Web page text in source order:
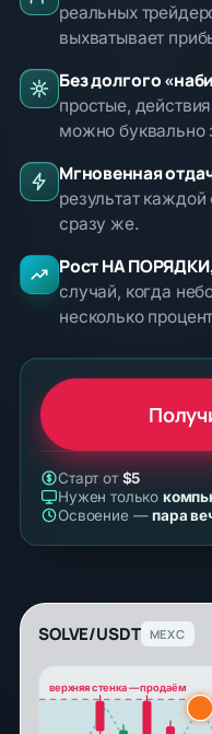
реальных
выхватывает
Без долгого
простые,
можно буквально
Мгновенная
результат
сразу же.
Рост НА
случай, когда
несколько
Старт от $5
Нужен только
Освоение —пара
SOLVE/USDT MEXC
верхняя стенка — продаём